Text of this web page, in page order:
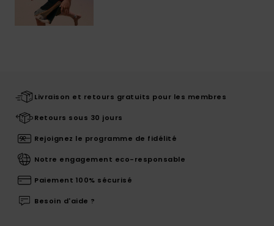
Livraison et retours gratuits pour les membres
Retours sous 30 jours
Rejoignez le programme de fidélité
Notre engagement eco-responsable
Paiement 100% sécurisé
Besoin d'aide ?